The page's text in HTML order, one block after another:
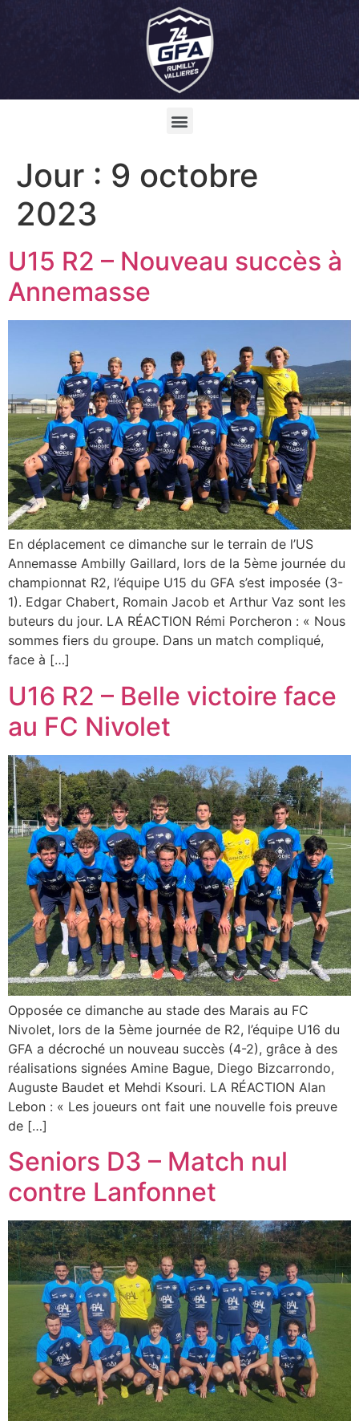
Jour : 9 octobre
2023
U15 R2 – Nouveau succès à
Annemasse
En déplacement ce dimanche sur le terrain de l’US
Annemasse Ambilly Gaillard, lors de la 5ème journée du
championnat R2, l’équipe U15 du GFA s’est imposée (3-
1). Edgar Chabert, Romain Jacob et Arthur Vaz sont les
buteurs du jour. LA RÉACTION Rémi Porcheron : « Nous
sommes fiers du groupe. Dans un match compliqué,
face à […]
U16 R2 – Belle victoire face
au FC Nivolet
Opposée ce dimanche au stade des Marais au FC
Nivolet, lors de la 5ème journée de R2, l’équipe U16 du
GFA a décroché un nouveau succès (4-2), grâce à des
réalisations signées Amine Bague, Diego Bizcarrondo,
Auguste Baudet et Mehdi Ksouri. LA RÉACTION Alan
Lebon : « Les joueurs ont fait une nouvelle fois preuve
de […]
Seniors D3 – Match nul
contre Lanfonnet